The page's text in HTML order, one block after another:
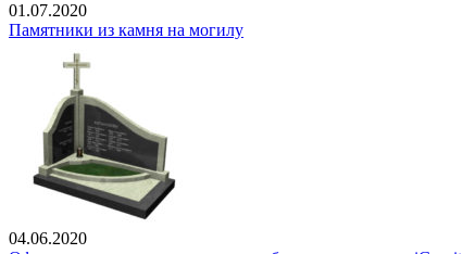
01.07.2020
Памятники из камня на могилу
04.06.2020